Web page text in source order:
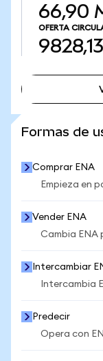
66,90
OFERTA
Formas de
Comprar ENA
Empieza en
Vender ENA
Cambia
Intercambiar
Intercambia
Predecir
Opera con